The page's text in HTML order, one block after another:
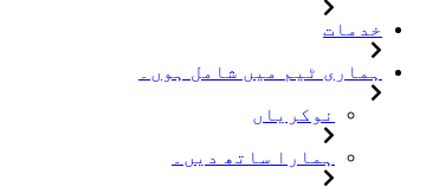
خدمات
ہماری ٹیم میں شامل ہوں۔
نوکریاں
ہمارا ساتھ دیں۔